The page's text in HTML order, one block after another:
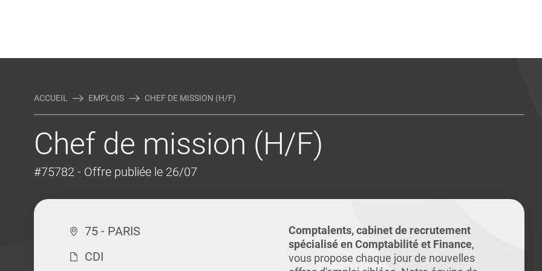
ACCUEIL EMPLOIS CHEF DE MISSION (H/F)
Chef de mission (H/F)
#75782 - Offre publiée le 26/07
75 - PARIS
CDI
Comptalents, cabinet de recrutement
spécialisé en Comptabilité et Finance,
vous propose chaque jour de nouvelles